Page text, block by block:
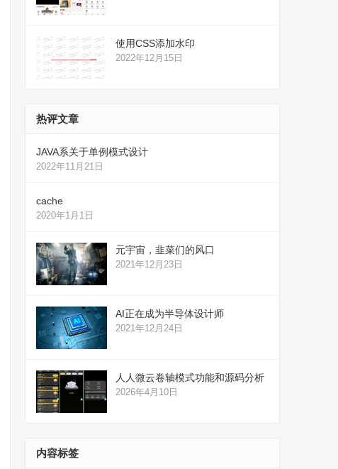
使用CSS添加水印
2022年12月15日
热评文章
JAVA系关于单例模式设计
2022年11月21日
cache
2020年1月1日
元宇宙，韭菜们的风口
2021年12月23日
AI正在成为半导体设计师
2021年12月24日
人人微云卷轴模式功能和源码分析
2026年4月10日
内容标签